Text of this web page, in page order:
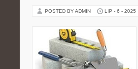
POSTED BY ADMIN LIP - 6 - 2025